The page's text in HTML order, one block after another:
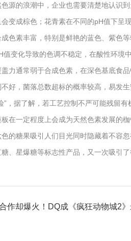
源的浪潮中，企业也需要清楚地认识
变成棕色；花青素在不同的pH值下
色素丰富，特别是鲜艳的蓝色、紫色
值变化导致的色调不稳定，在酸性环境
力通常弱于合成色素，在深色基底食
好，菌落总数超标的概率较高，易发
”，据了解，若工艺控制不严可能残留
在一定程度上会成为天然色素发展的
的糖果吸引人们目光同时隐藏着不容
、星爆糖等标志性产品，又一次吸引
作却爆火！DQ成《疯狂动物城2